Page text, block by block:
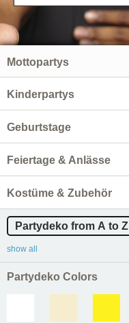
Mottopartys
Kinderpartys
Geburtstage
Feiertage & Anlässe
Kostüme & Zubehör
Partydeko from A to Z
show all
Partydeko Colors